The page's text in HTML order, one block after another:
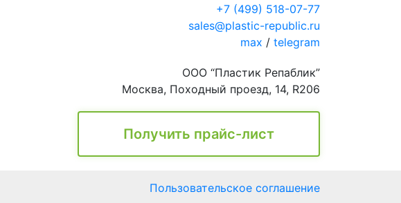
+7 (499) 518-07-77
sales@plastic-republic.ru
max / telegram
ООО “Пластик Репаблик”
Москва, Походный проезд, 14, R206
Получить прайс-лист
Пользовательское соглашение